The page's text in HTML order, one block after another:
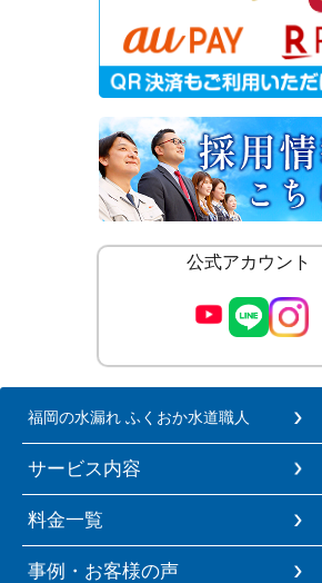
公式アカウント
福岡の水漏れ ふくおか水道職人
サービス内容
料金一覧
事例・お客様の声